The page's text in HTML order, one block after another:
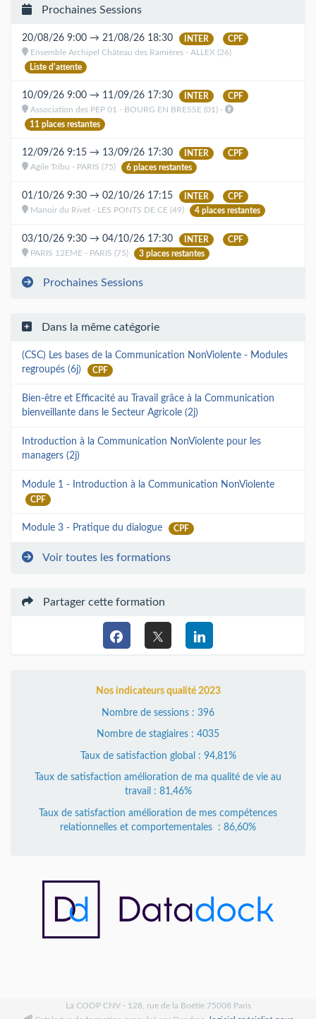
Prochaines Sessions
20/08/26 9:00 → 21/08/26 18:30 INTER
CPF
Ensemble Archipel Château des Ramières - ALLEX (26)
Liste d'attente
10/09/26 9:00 → 11/09/26 17:30 INTER
CPF
Association des PEP 01 - BOURG EN BRESSE (01) -
11 places restantes
12/09/26 9:15 → 13/09/26 17:30 INTER
CPF
Agile Tribu - PARIS (75)
6 places restantes
01/10/26 9:30 → 02/10/26 17:15 INTER
CPF
Manoir du Rivet - LES PONTS DE CE (49)
4 places restantes
03/10/26 9:30 → 04/10/26 17:30 INTER
CPF
PARIS 12EME - PARIS (75)
3 places restantes
Prochaines Sessions
Dans la même catégorie
(CSC) Les bases de la Communication NonViolente - Modules
regroupés (6j)
CPF
Bien-être et Efficacité au Travail grâce à la Communication
bienveillante dans le Secteur Agricole (2j)
Introduction à la Communication NonViolente pour les
managers (2j)
Module 1 - Introduction à la Communication NonViolente
CPF
Module 3 - Pratique du dialogue CPF
Voir toutes les formations
Partager cette formation
Nos indicateurs qualité 2023
Nombre de sessions : 396
Nombre de stagiaires : 4035
Taux de satisfaction global : 94,81%
Taux de satisfaction amélioration de ma qualité de vie au
travail : 81,46%
Taux de satisfaction amélioration de mes compétences
relationnelles et comportementales : 86,60%
La COOP CNV - 128, rue de la Boétie 75008 Paris